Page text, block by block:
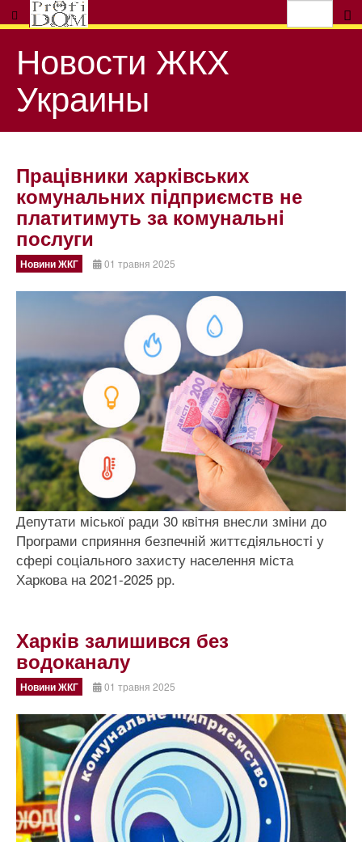
Новости ЖКХ
Украины
Працiвники харкiвських
комунальних пiдприємств не
платитимуть за комунальнi
послуги
Новини ЖКГ 01 травня 2025
Депутати мiської ради 30 квiтня внесли змiни до
Програми сприяння безпечнiй життєдiяльностi у
сферi соцiального захисту населення мiста
Харкова на 2021-2025 рр.
Харкiв залишився без
водоканалу
Новини ЖКГ 01 травня 2025